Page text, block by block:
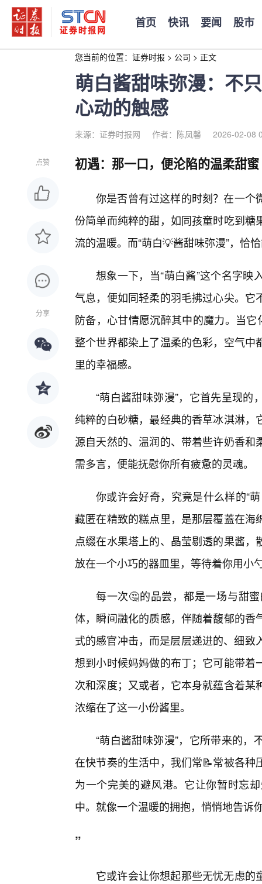
首页 快讯 要闻 股市
您当前的位置： 证券时报 > 公司 > 正文
萌白酱甜味弥漫：不
心动的触感
来源：证券时报网 作者：陈凤馨 2026-02-08
点赞
分享
初遇：那一口，便沦陷的温柔甜蜜
你是否曾有过这样的时刻？在一个
份简单而纯粹的甜，如同孩童时吃到
流的温暖。而“萌白💡酱甜味弥漫”，恰
想象一下，当“萌白酱”这个名字
气息，便如同轻柔的羽毛拂过心尖。
防备，心甘情愿沉醉其中的魔力。当
整个世界都染上了温柔的色彩，空气
里的幸福感。
“萌白酱甜味弥漫”，它首先呈现
纯粹的白砂糖，最经典的香草冰淇淋
源自天然的、温润的、带着些许奶香
需多言，便能抚慰你所有疲惫的灵魂。
你或许会好奇，究竟是什么样的“
藏匿在精致的糕点里，是那层覆蓋在
点缀在水果塔上的、晶莹剔透的果酱
放在一个小巧的器皿里，等待着你用小
每一次🤔的品尝，都是一场与甜
体，瞬间融化的质感，伴随着馥郁的
式的感官冲击，而是层层递进的、细
想到小时候妈妈做的布丁；它可能带
次和深度；又或者，它本身就蕴含着
浓缩在了这一小份酱里。
“萌白酱甜味弥漫”，它所带来的
在快节奏的生活中，我们常📝常被各
为一个完美的避风港。它让你暂时忘
中。就像一个温暖的拥抱，悄悄地告诉
”
它或许会让你想起那些无忧无虑